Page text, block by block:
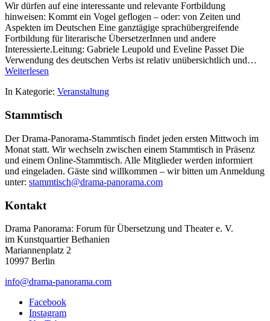
Wir dürfen auf eine interessante und relevante Fortbildung
hinweisen: Kommt ein Vogel geflogen – oder: von Zeiten und
Aspekten im Deutschen Eine ganztägige sprachübergreifende
Fortbildung für literarische ÜbersetzerInnen und andere
Interessierte.Leitung: Gabriele Leupold und Eveline Passet Die
Verwendung des deutschen Verbs ist relativ unübersichtlich und…
Weiterlesen
In Kategorie: Veranstaltung
Stammtisch
Der Drama-Panorama-Stammtisch findet jeden ersten Mittwoch im
Monat statt. Wir wechseln zwischen einem Stammtisch in Präsenz
und einem Online-Stammtisch. Alle Mitglieder werden informiert
und eingeladen. Gäste sind willkommen – wir bitten um Anmeldung
unter: stammtisch@drama-panorama.com
Kontakt
Drama Panorama: Forum für Übersetzung und Theater e. V.
im Kunstquartier Bethanien
Mariannenplatz 2
10997 Berlin
info@drama-panorama.com
Facebook
Instagram